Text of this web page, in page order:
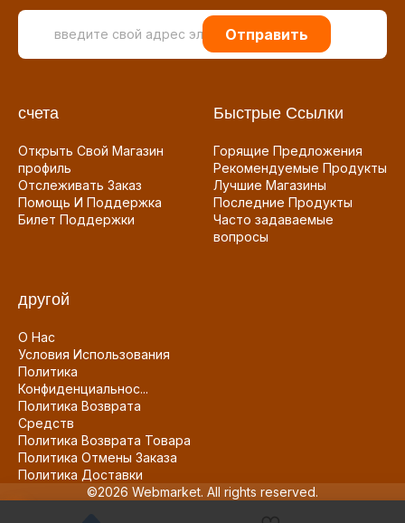
Отправить
счета
Открыть Свой Магазин
профиль
Отслеживать Заказ
Помощь И Поддержка
Билет Поддержки
Быстрые Ссылки
Горящие Предложения
Рекомендуемые Продукты
Лучшие Магазины
Последние Продукты
Часто задаваемые
вопросы
другой
О Нас
Условия Использования
Политика
Конфиденциальнос...
Политика Возврата
Средств
Политика Возврата Товара
Политика Отмены Заказа
Политика Доставки
©2026 Webmarket. All rights reserved.